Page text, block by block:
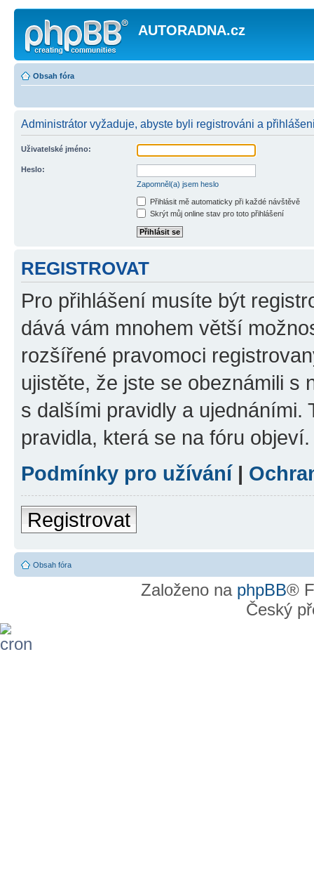
AUTORADNA.cz
Obsah fóra
Administrátor vyžaduje, abyste byli registrováni a
Uživatelské jméno:
Heslo:
Zapomněl(a) jsem heslo
Přihlásit mě automaticky při každé návštěvě
Skrýt můj online stav pro toto přihlášení
REGISTROVAT
Pro přihlášení musíte být
dává vám mnohem větší
rozšířené pravomoci
ujistěte, že jste se obeznámili s
s dalšími pravidly a ujednáními.
pravidla, která se na fóru objeví.
Podmínky pro užívání|
Registrovat
Obsah fóra
Založeno na phpBB®
Český